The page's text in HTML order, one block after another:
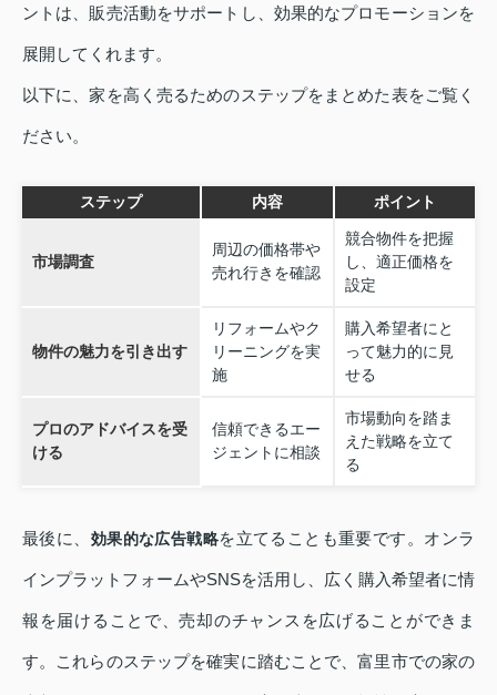
ントは、販売活動をサポートし、効果的なプロモーションを
展開してくれます。
以下に、家を高く売るためのステップをまとめた表をご覧く
ださい。
ステップ 内容 ポイント
市場調査
周辺の価格帯や
売れ行きを確認
競合物件を把握
し、適正価格を
設定
物件の魅力を引き出す
リフォームやク
リーニングを実
施
購入希望者にと
って魅力的に見
せる
プロのアドバイスを受
ける
信頼できるエー
ジェントに相談
市場動向を踏ま
えた戦略を立て
る
最後に、 効果的な広告戦略を立てることも重要です。オンラ
インプラットフォームやSNSを活用し、広く購入希望者に情
報を届けることで、売却のチャンスを広げることができま
す。これらのステップを確実に踏むことで、富里市での家の